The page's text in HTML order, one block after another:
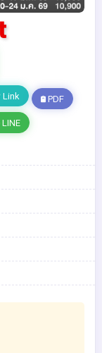
Link PDF